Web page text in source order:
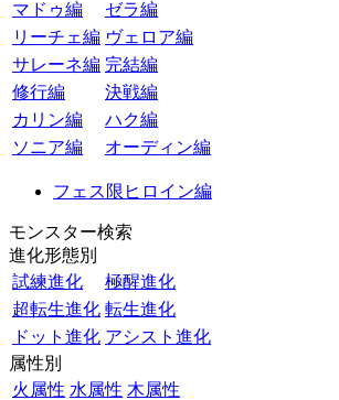
マドゥ編
ゼラ編
リーチェ編 ヴェロア編
サレーネ編 完結編
修行編
決戦編
カリン編
ハク編
ソニア編
オーディン編
フェス限ヒロイン編
モンスター検索
進化形態別
試練進化
極醒進化
超転生進化 転生進化
ドット進化 アシスト進化
属性別
火属性 水属性 木属性